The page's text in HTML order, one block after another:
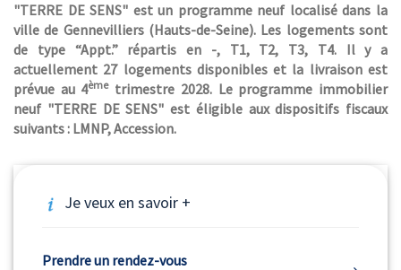
"TERRE DE SENS" est un programme neuf localisé dans la
ville de Gennevilliers (Hauts-de-Seine). Les logements sont
de type “Appt.” répartis en -, T1, T2, T3, T4. Il y a
actuellement 27 logements disponibles et la livraison est
prévue au 4èmetrimestre 2028. Le programme immobilier
neuf "TERRE DE SENS" est éligible aux dispositifs fiscaux
suivants : LMNP, Accession.
Je veux en savoir +
Prendre un rendez-vous